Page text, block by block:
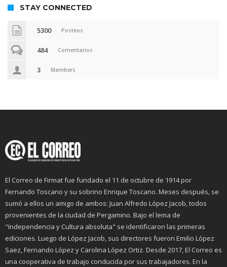
STAY CONNECTED
5300 Posteos
484 Comentarios
3 Members
El Correo de Firmat fue fundado el 11 de octubre de 1914 por
Fernando Toscano y su sobrino Enrique Toscano. Meses después, se
sumó a ellos un amigo de ambos: Juan Alfredo López Jacob, todos
provenientes de la ciudad de Pergamino. Bajo el lema de
"Independencia y Cultura absoluta" se identificaron las primeras
ediciones. Luego de López Jacob, sus directores fueron Emilio López
Saez, Fernando López y Carolina López Ortiz. Desde 2017, El Correo es
una cooperativa de trabajo conducida por sus trabajadores. En la